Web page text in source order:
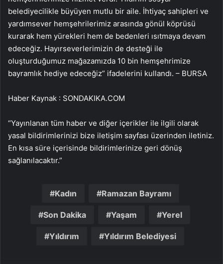
belediyecilikle büyüyen mutlu bir aile. İhtiyaç sahipleri ve
yardımsever hemşehrilerimiz arasında gönül köprüsü
kurarak hem yürekleri hem de bedenleri ısıtmaya devam
edeceğiz. Hayırseverlerimizin de desteği ile
oluşturduğumuz mağazamızda 10 bin hemşehrimize
bayramlık hediye edeceğiz” ifadelerini kullandı. – BURSA
Haber Kaynak : SONDAKIKA.COM
“Yayınlanan tüm haber ve diğer içerikler ile ilgili olarak
yasal bildirimlerinizi bize iletişim sayfası üzerinden iletiniz.
En kısa süre içerisinde bildirimlerinize geri dönüş
sağlanılacaktır.”
Kadın Ramazan Bayramı
Son Dakika Yaşam Yerel
Yıldırım Yıldırım Belediyesi